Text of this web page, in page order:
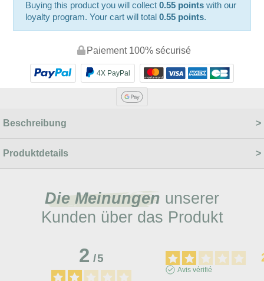
Buying this product you will collect0.55 points with our
loyalty program. Your cart will total0.55 points.
Paiement 100% sécurisé
4X PayPal
Beschreibung
Produktdetails
Die Meinungen unserer
Kunden über das Produkt
2/5
Avis vérifié